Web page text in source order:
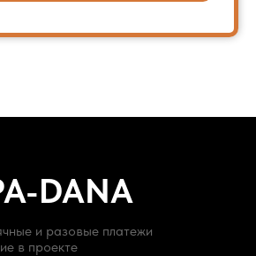
DANA
и разовые платежи
в проекте